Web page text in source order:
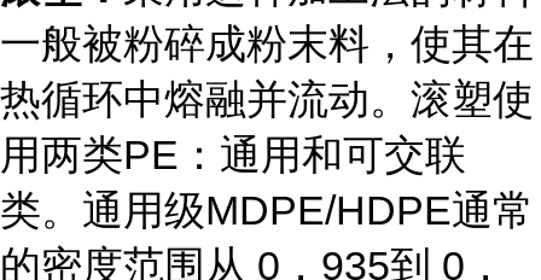
一般被粉碎成粉末料，使其在
热循环中熔融并流动。滚塑使
用两类PE：通用和可交联
类。通用级MDPE/HDPE通常
的密度范围从 0．935到 0．